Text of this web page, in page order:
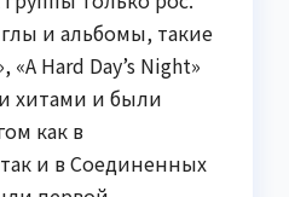
и альбомы, такие
«A Hard Day’s Night»
хитами и были
как в
и в Соединенных